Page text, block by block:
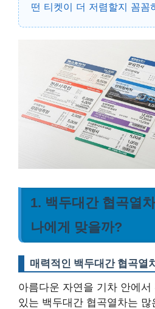
떤 티켓이 더 저렴할지 꼼꼼
1. 백두대간 협곡열
나에게 맞을까?
매력적인 백두대간 협곡열
아름다운 자연을 기차 안에
있는 백두대간 협곡열차는